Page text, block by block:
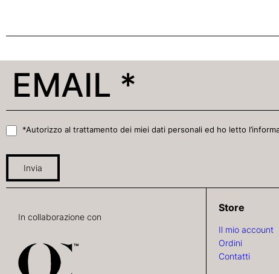
*Autorizzo al trattamento dei miei dati personali ed ho letto
Invia
In collaborazione con
Store
Il mio account
Ordini
Contatti